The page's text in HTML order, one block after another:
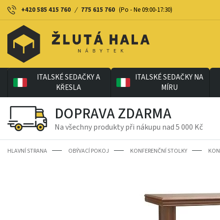
+420 585 415 760 / 775 615 760 (Po - Ne 09:00-17:30)
ITALSKÉ SEDAČKY A
KŘESLA
ITALSKÉ SEDAČKY NA
MÍRU
DOPRAVA ZDARMA
Na všechny produkty při nákupu nad 5 000 Kč
HLAVNÍ STRANA OBÝVACÍ POKOJ KONFERENČNÍ STOLKY